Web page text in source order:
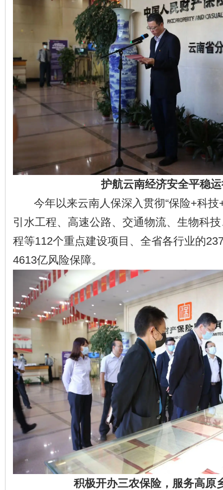
护航云南经济安全平稳
今年以来云南人保深入贯彻“保险+科技
引水工程、高速公路、交通物流、生物科
程等112个重点建设项目、全省各行业的
4613亿风险保障。
积极开办三农保险，服务高原